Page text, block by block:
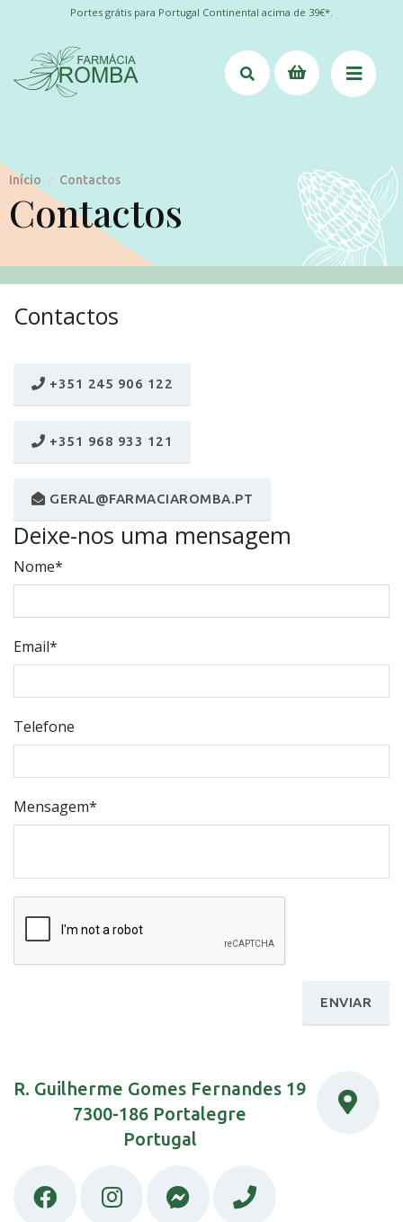
Portes grátis para Portugal Continental acima de 39€*.
Início / Contactos
Contactos
Contactos
+351 245 906 122
+351 968 933 121
GERAL@FARMACIAROMBA.PT
Deixe-nos uma mensagem
Nome*
Email*
Telefone
Mensagem*
ENVIAR
R. Guilherme Gomes Fernandes 19
7300-186 Portalegre
Portugal